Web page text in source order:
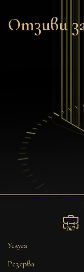
Отзиви
Услуга
Резерва